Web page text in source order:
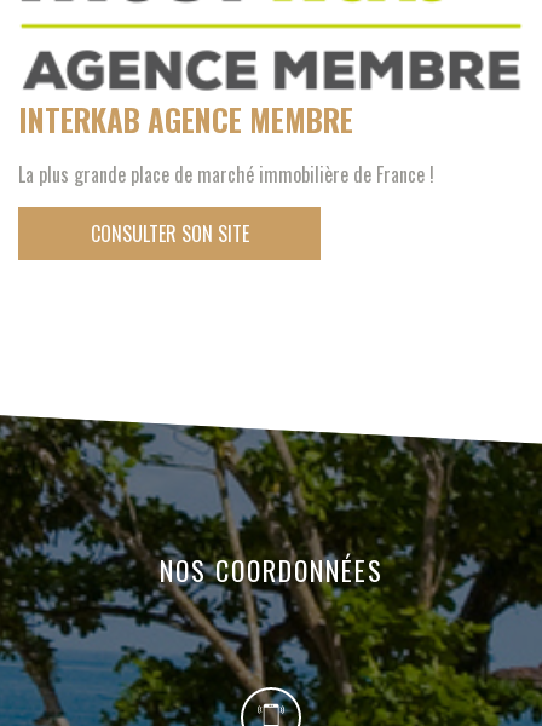
INTERKAB AGENCE MEMBRE
La plus grande place de marché immobilière de France !
CONSULTER SON SITE
NOSCOORDONNÉES